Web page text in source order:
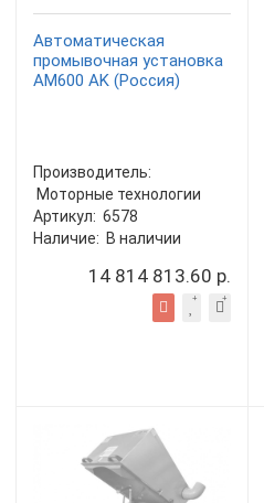
Автоматическая
промывочная установка
АМ600 AK (Россия)
Производитель:
Моторные технологии
Артикул: 6578
Наличие: В наличии
14 814 813.60 р.